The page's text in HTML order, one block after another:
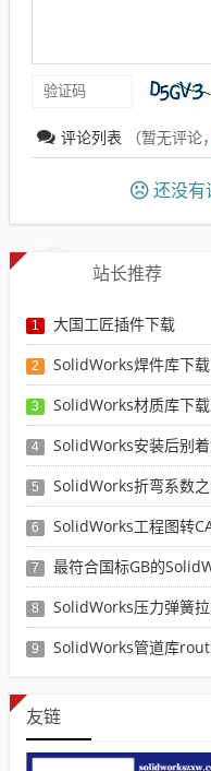
评论列表 （暂无评论，
还没有
站长推荐
1 大国工匠插件下载
2 SolidWorks焊件库下载|铝
3 SolidWorks材质库下
4 SolidWorks安装后别着急用，
5 SolidWorks折弯系数
6 SolidWorks工程图转CAD图
7 最符合国标GB的
8 SolidWorks压力弹簧拉力
9 SolidWorks管道库
友链